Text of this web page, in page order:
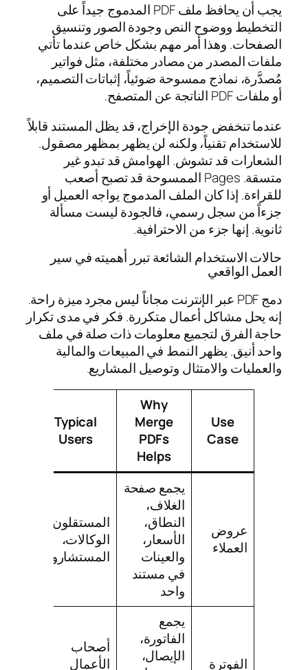
يجب أن يحافظ ملف PDF المدموج جيداً على
التخطيط ووضوح النص وجودة الصور وتنسيق
الصفحات. وهذا أمر مهم بشكل خاص عندما تأتي
ملفات المصدر من مصادر مختلفة، مثل فواتير
مُصدَّرة، نماذج ممسوحة ضوئياً، إثباتات التصميم،
أو ملفات PDF الناتجة عن المتصفح.
عندما تنخفض جودة الإخراج، قد يظل المستند قابلاً
للاستخدام تقنياً، ولكنه لن يظهر بمظهر مصقول.
الشعارات قد تشوش. الهوامش قد تبدو غير
متسقة. Pages الممسوحة قد تصبح أصعب
للقراءة. إذا كان الملف المدموج يواجه العميل أو
جزءاً من سجل رسمي، فالجودة ليست مسألة
ثانوية. إنها جزء من الاحترافية.
حالات الاستخدام الشائعة تبرر أهميته في سير
العمل الواقعي
دمج PDF عبر الإنترنت مجاناً ليس مجرد ميزة راحة.
إنه يحل مشاكل أعمال متكررة. فكر في مدى تكرار
حاجة الفرق لتجميع معلومات ذات صلة في ملف
واحد أنيق. يظهر النمط في المبيعات والمالية
والعمليات والامتثال وتوصيل المشاريع.
Use
Case
Why
Merge
PDFs
Helps
Typical
Users
عروض
العملاء
يجمع صفحة
الغلاف،
النطاق،
الأسعار،
والعينات
في مستند
واحد
المستقلون،
الوكالات،
المستشارون
الفوترة
يجمع
الفاتورة،
الإيصال،
أصحاب
الأعمال